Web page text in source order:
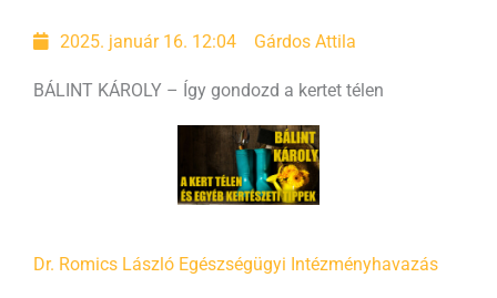
2025. január 16. 12:04 Gárdos Attila
BÁLINT KÁROLY – Így gondozd a kertet télen
Dr. Romics László Egészségügyi Intézményhavazás